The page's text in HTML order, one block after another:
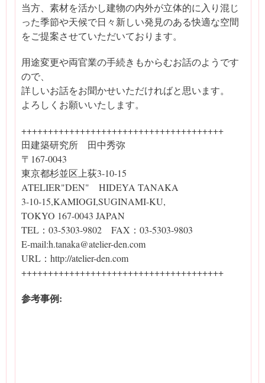
当方、素材を活かし建物の内外が立体的に入り混じ
った季節や天候で日々新しい発見のある快適な空間
をご提案させていただいております。
用途変更や両官業の手続きもからむお話のようです
ので、
詳しいお話をお聞かせいただければと思います。
よろしくお願いいたします。
++++++++++++++++++++++++++++++++++++++
田建築研究所 田中秀弥
〒167-0043
東京都杉並区上荻3-10-15
ATELIER"DEN" HIDEYA TANAKA
3-10-15,KAMIOGI,SUGINAMI-KU,
TOKYO 167-0043 JAPAN
TEL：03-5303-9802 FAX：03-5303-9803
E-mail:h.tanaka@atelier-den.com
URL：http://atelier-den.com
++++++++++++++++++++++++++++++++++++++
参考事例: